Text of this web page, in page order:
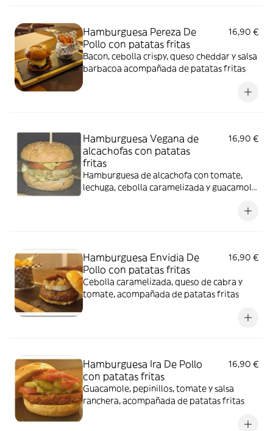
Hamburguesa Pereza De
Pollo con patatas fritas
16,90 €
Bacon, cebolla crispy, queso cheddar y salsa
barbacoa acompañada de patatas fritas
Hamburguesa Vegana de
alcachofas con patatas
fritas
16,90 €
Hamburguesa de alcachofa con tomate,
lechuga, cebolla caramelizada y guacamole,
Hamburguesa Envidia De
Pollo con patatas fritas
16,90 €
Cebolla caramelizada, queso de cabra y
tomate, acompañada de patatas fritas
Hamburguesa Ira De Pollo
con patatas fritas
16,90 €
Guacamole, pepinillos, tomate y salsa
ranchera, acompañada de patatas fritas